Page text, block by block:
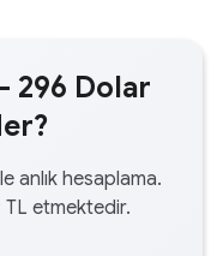
296 Dolar
anlık hesaplama.
TL etmektedir.